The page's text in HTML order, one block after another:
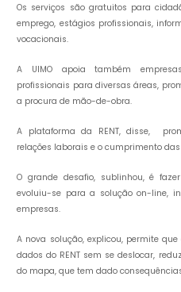
Os serviços são gratuitos para
emprego, estágios profissionais,
vocacionais.
A UIMO apoia também
profissionais para diversas áreas,
a procura de mão-de-obra.
A plataforma da RENT, disse,
relações laborais e o cumprimento
O grande desafio, sublinhou, é
evoluiu-se para a solução on-line,
empresas.
A nova solução, explicou, permite
dados do RENT sem se deslocar,
do mapa, que tem dado